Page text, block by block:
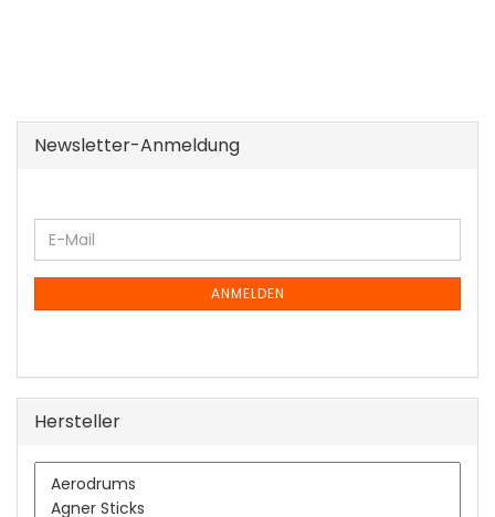
Newsletter-Anmeldung
WEITER
ZUR
NEWSLETTER-
E-
Mail
ANMELDEN
Hersteller